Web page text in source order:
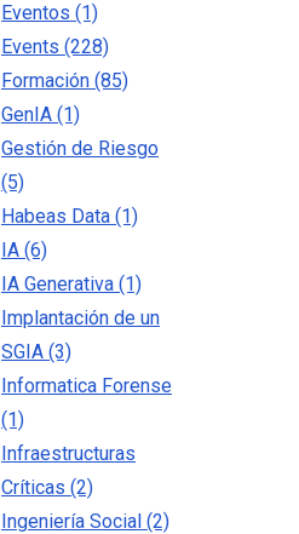
Eventos (1)
Events (228)
Formación (85)
GenIA (1)
Gestión de Riesgo
(5)
Habeas Data (1)
IA (6)
IA Generativa (1)
Implantación de un
SGIA (3)
Informatica Forense
(1)
Infraestructuras
Críticas (2)
Ingeniería Social (2)